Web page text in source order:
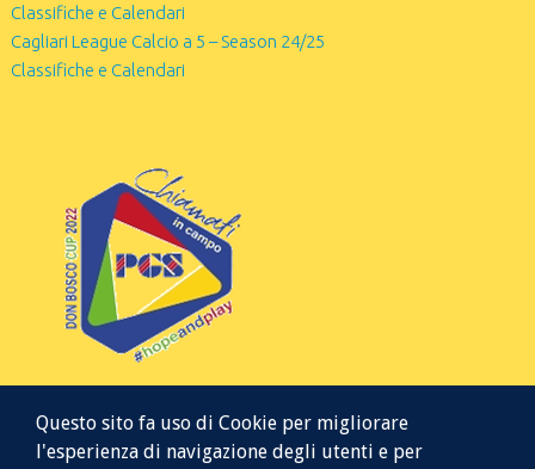
Classifiche e Calendari
Cagliari League Calcio a 5 – Season 24/25
Classifiche e Calendari
Questo sito fa uso di Cookie per migliorare
l'esperienza di navigazione degli utenti e per